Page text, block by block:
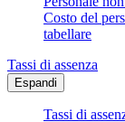
Costo del
tabellare
Tassi di assenza
Espandi
Tassi di